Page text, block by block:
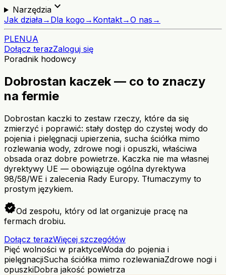
Narzędziaexpand_more
Jak działa→ Dla kogo → Kontakt→O nas →
PLENUA
Dołącz terazZaloguj się
Poradnik hodowcy
Dobrostan kaczek — co to znaczy
na fermie
Dobrostan kaczki to zestaw rzeczy, które da się
zmierzyć i poprawić: stały dostęp do czystej wody do
pojenia i pielęgnacji upierzenia, sucha ściółka mimo
rozlewania wody, zdrowe nogi i opuszki, właściwa
obsada oraz dobre powietrze. Kaczka nie ma własnej
dyrektywy UE — obowiązuje ogólna dyrektywa
98/58/WE i zalecenia Rady Europy. Tłumaczymy to
prostym językiem.
verifiedOd zespołu, który od lat organizuje pracę na
fermach drobiu.
Dołącz terazWięcej szczegółów
Pięć wolności w praktyceWoda do pojenia i
pielęgnacjiSucha ściółka mimo rozlewaniaZdrowe nogi i
opuszkiDobra jakość powietrza